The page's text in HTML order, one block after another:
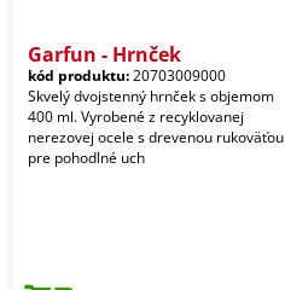
Garfun - Hrnček
kód produktu:20703009000
Skvelý dvojstenný hrnček s objemom
400 ml. Vyrobené z recyklovanej
nerezovej ocele s drevenou rukoväťou
pre pohodlné uch